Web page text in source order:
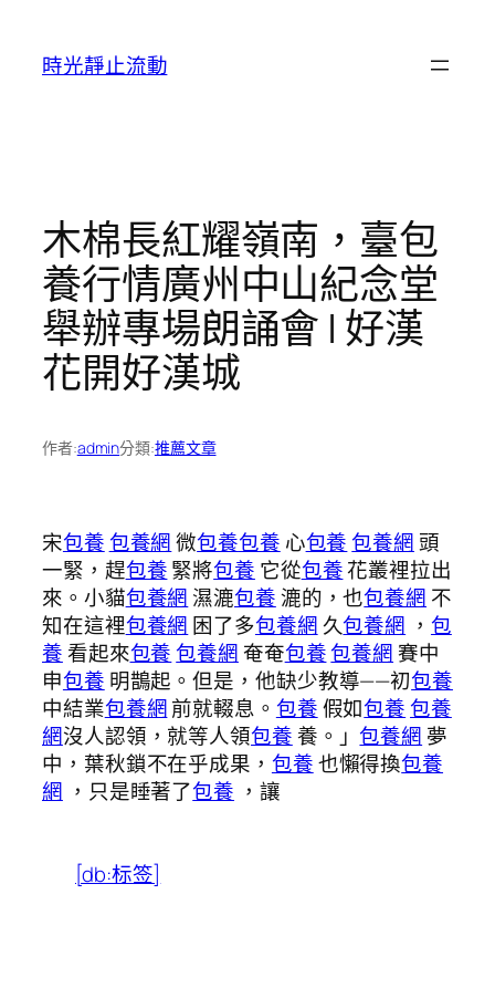
時光靜止流動
木棉長紅耀嶺南，臺包
養行情廣州中山紀念堂
舉辦專場朗誦會 | 好漢
花開好漢城
作者:admin分類:推薦文章
宋包養包養網微包養包養 心包養 包養網頭
一緊，趕包養緊將包養 它從包養花叢裡拉出
來。小貓包養網 濕漉包養漉的，也包養網 不
知在這裡包養網 困了多包養網久包養網 ， 包
養看起來包養 包養網奄奄包養包養網賽中
申包養 明鵲起。但是，他缺少教導——初包養
中結業包養網前就輟息。 包養假如包養包養
網沒人認領，就等人領包養養。」包養網 夢
中，葉秋鎖不在乎成果， 包養也懶得換包養
網 ，只是睡著了包養 ，讓
[db:标签]